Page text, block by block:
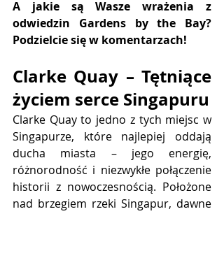
A jakie są Wasze wrażenia z
odwiedzin Gardens by the Bay?
Podzielcie się w komentarzach!
Clarke Quay – Tętniące
życiem serce Singapuru
Clarke Quay to jedno z tych miejsc w
Singapurze, które najlepiej oddają
ducha miasta – jego energię,
różnorodność i niezwykłe połączenie
historii z nowoczesnością. Położone
nad brzegiem rzeki Singapur, dawne